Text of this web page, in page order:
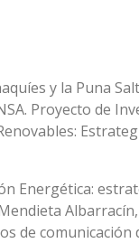
y la Puna
Proyecto de
Energética:
Albarracín,
comunicación